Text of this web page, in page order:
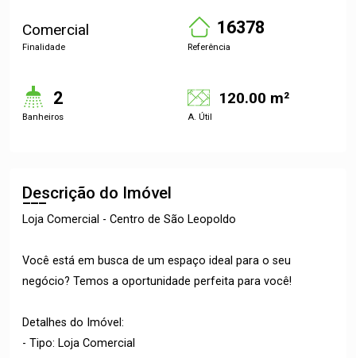
Comercial
Finalidade
16378
Referência
2
Banheiros
120.00 m²
A. Útil
Descrição do Imóvel
Loja Comercial - Centro de São Leopoldo
Você está em busca de um espaço ideal para o seu
negócio? Temos a oportunidade perfeita para você!
Detalhes do Imóvel:
- Tipo: Loja Comercial